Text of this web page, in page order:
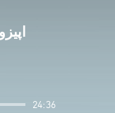
اپیزود 123 -
24:36